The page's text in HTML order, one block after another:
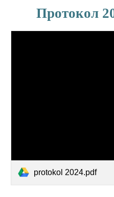
Протокол
protokol 2024.pdf